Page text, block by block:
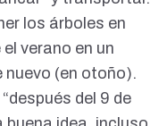
los árboles en
verano en un
nuevo (en otoño).
del 9 de